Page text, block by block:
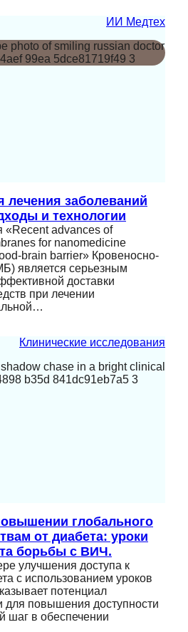
ИИ Медтех
лечения заболеваний
и технологии
«Recent advances of
for nanomedicine
brain barrier» Кровеносно-
является серьезным
доставки
при лечении
Клинические исследования
глобального
от диабета: уроки
борьбы с ВИЧ.
улучшения доступа к
с использованием уроков
потенциал
для повышения доступности
шаг в обеспечении